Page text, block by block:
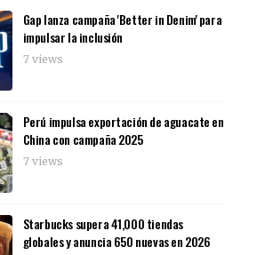
Gap lanza campaña 'Better in Denim' para
impulsar la inclusión
7 views
Perú impulsa exportación de aguacate en
China con campaña 2025
7 views
Starbucks supera 41,000 tiendas
globales y anuncia 650 nuevas en 2026